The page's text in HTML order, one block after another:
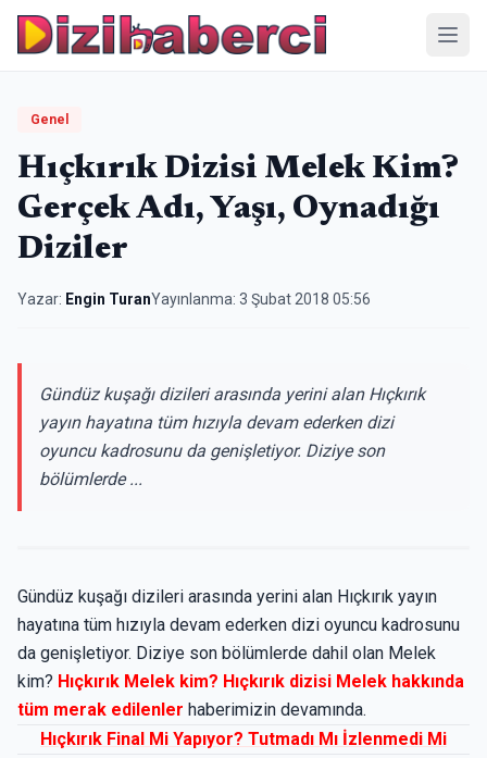
Genel
Hıçkırık Dizisi Melek Kim?
Gerçek Adı, Yaşı, Oynadığı
Diziler
Yazar: Engin TuranYayınlanma: 3 Şubat 2018 05:56
Gündüz kuşağı dizileri arasında yerini alan Hıçkırık
yayın hayatına tüm hızıyla devam ederken dizi
oyuncu kadrosunu da genişletiyor. Diziye son
bölümlerde ...
Gündüz kuşağı dizileri arasında yerini alan Hıçkırık yayın
hayatına tüm hızıyla devam ederken dizi oyuncu kadrosunu
da genişletiyor. Diziye son bölümlerde dahil olan Melek
kim? Hıçkırık Melek kim? Hıçkırık dizisi Melek hakkında
tüm merak edilenler haberimizin devamında.
Hıçkırık Final Mi Yapıyor? Tutmadı Mı İzlenmedi Mi